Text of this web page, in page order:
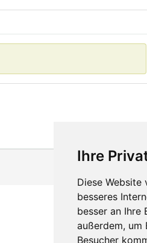
Ihre
Diese Website
besseres
besser an Ihre
außerdem, um
Besucher
Contacts
Feedback
Report A Bug